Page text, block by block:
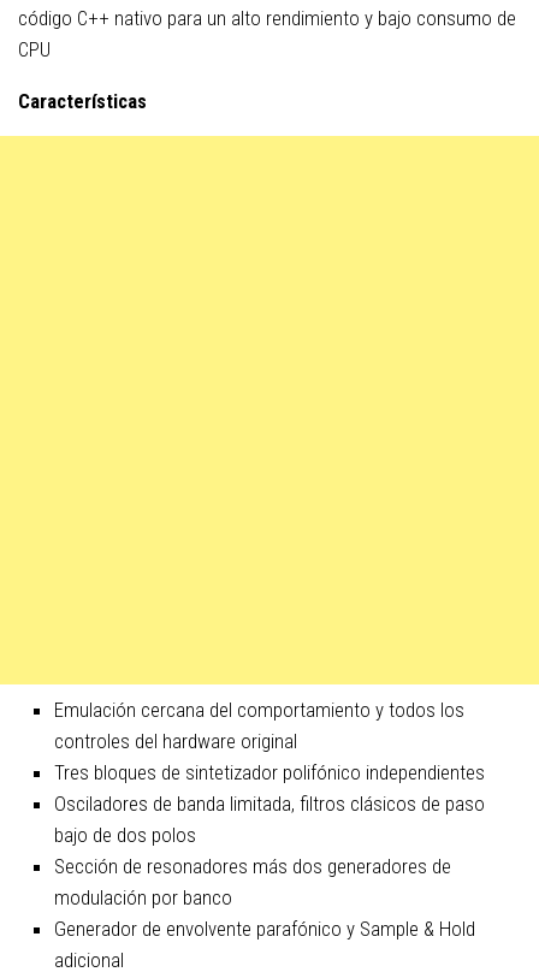
código C++ nativo para un alto rendimiento y bajo consumo de
CPU
Características
Emulación cercana del comportamiento y todos los
controles del hardware original
Tres bloques de sintetizador polifónico independientes
Osciladores de banda limitada, filtros clásicos de paso
bajo de dos polos
Sección de resonadores más dos generadores de
modulación por banco
Generador de envolvente parafónico y Sample & Hold
adicional